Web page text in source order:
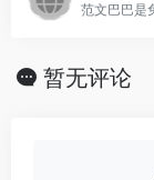
暂无评论